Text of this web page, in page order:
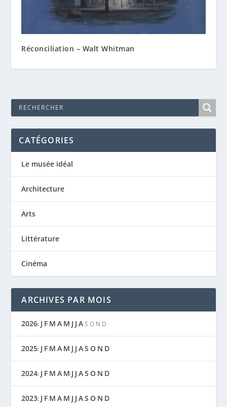
Réconciliation – Walt Whitman
CATÉGORIES
Le musée idéal
Architecture
Arts
Littérature
Cinéma
ARCHIVES PAR MOIS
2026: J F M A M J J A S O N D
2025: J F M A M J J AS O N D
2024: J F M A M J J AS O N D
2023: J F M A M J J AS O N D